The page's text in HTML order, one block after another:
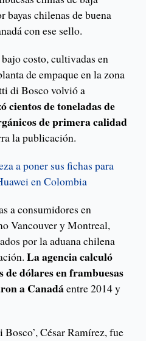
bayas chilenas de buena
con ese sello.
costo, cultivadas en
de empaque en la zona
di Bosco volvió a
cientos de toneladas de
de primera calidad
la publicación.
a poner sus fichas para
en Colombia
a consumidores en
Vancouver y Montreal,
por la aduana chilena
La agencia calculó
de dólares en frambuesas
a Canadáentre 2014 y
César Ramírez, fue